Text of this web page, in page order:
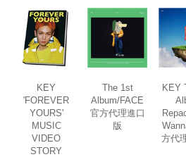
KEY
'FOREVER
YOURS'
MUSIC
VIDEO
STORY
The 1st
Album/FACE
官方代理進口
版
KEY
方代